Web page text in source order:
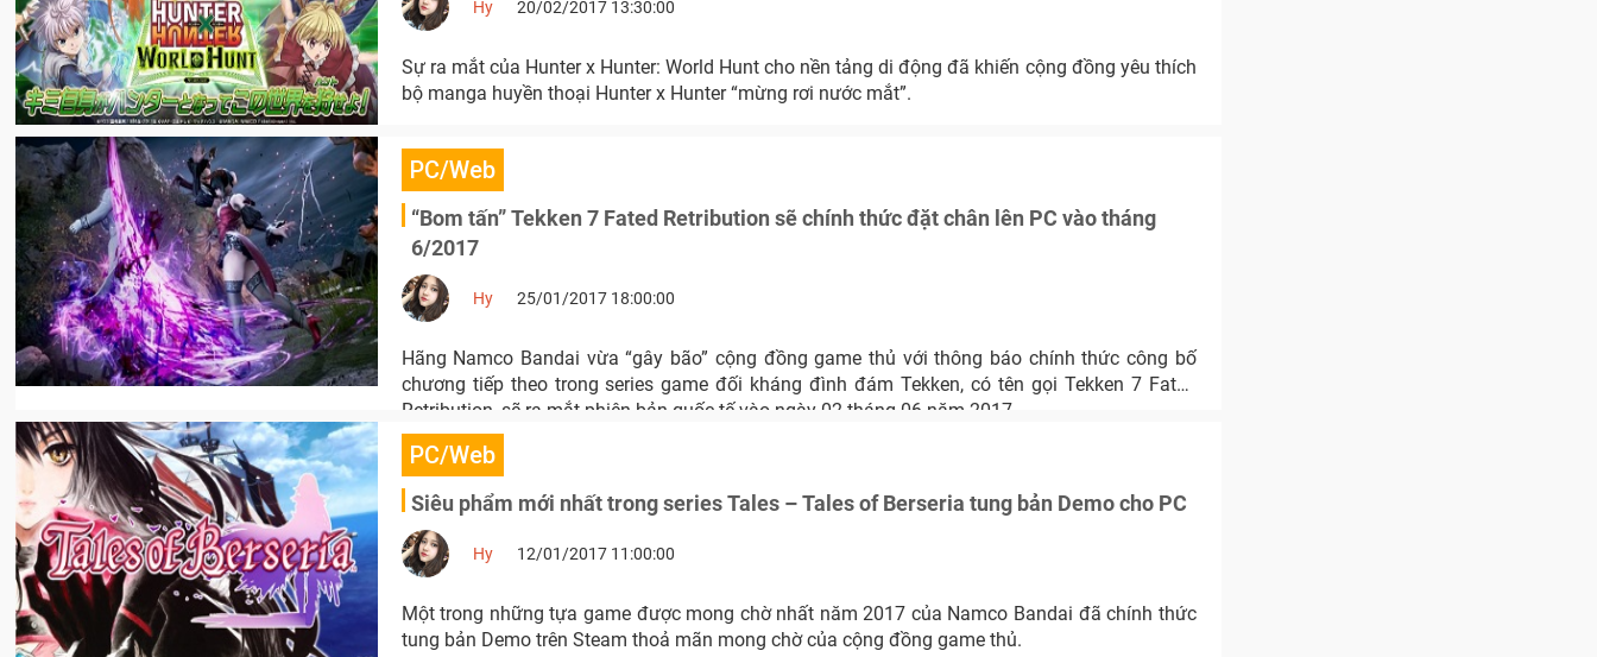
Hy 20/02/2017 13:30:00
Sự ra mắt của Hunter x Hunter: World Hunt cho nền tảng di động đã khiến cộng đồng yêu thích
bộ manga huyền thoại Hunter x Hunter “mừng rơi nước mắt”.
PC/Web
“Bom tấn” Tekken 7 Fated Retribution sẽ chính thức đặt chân lên PC vào tháng
6/2017
Hy 25/01/2017 18:00:00
Hãng Namco Bandai vừa “gây bão” cộng đồng game thủ với thông báo chính thức công bố
chương tiếp theo trong series game đối kháng đình đám Tekken, có tên gọi Tekken 7 Fated
Retribution, sẽ ra mắt phiên bản quốc tế vào ngày 02 tháng 06 năm 2017.
PC/Web
Siêu phẩm mới nhất trong series Tales – Tales of Berseria tung bản Demo cho PC
Hy 12/01/2017 11:00:00
Một trong những tựa game được mong chờ nhất năm 2017 của Namco Bandai đã chính thức
tung bản Demo trên Steam thoả mãn mong chờ của cộng đồng game thủ.